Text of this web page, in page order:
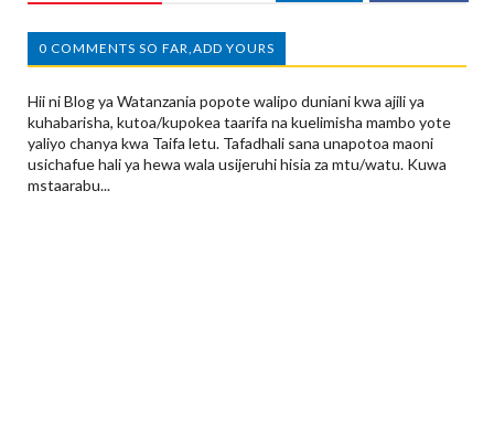
0 COMMENTS SO FAR,ADD YOURS
Hii ni Blog ya Watanzania popote walipo duniani kwa ajili ya
kuhabarisha, kutoa/kupokea taarifa na kuelimisha mambo yote
yaliyo chanya kwa Taifa letu. Tafadhali sana unapotoa maoni
usichafue hali ya hewa wala usijeruhi hisia za mtu/watu. Kuwa
mstaarabu...